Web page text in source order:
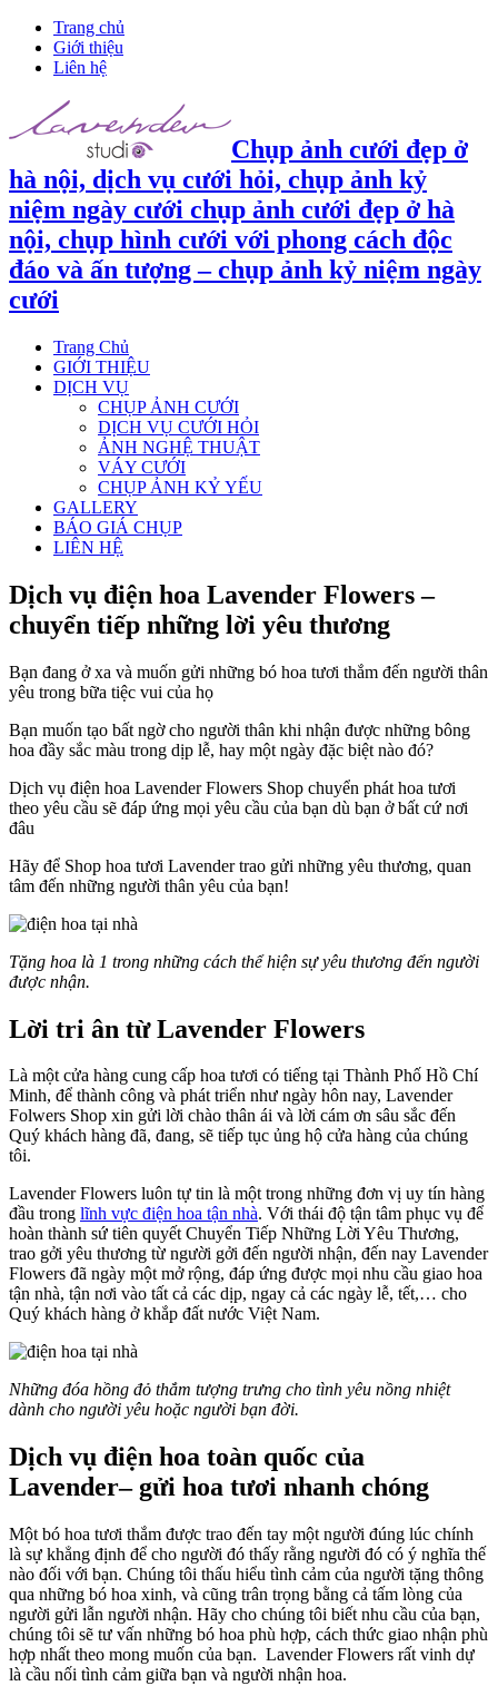
Trang chủ
Giới thiệu
Liên hệ
Chụp ảnh cưới đẹp ở
hà nội, dịch vụ cưới hỏi, chụp ảnh kỷ
niệm ngày cưới chụp ảnh cưới đẹp ở hà
nội, chụp hình cưới với phong cách độc
đáo và ấn tượng – chụp ảnh kỷ niệm ngày
cưới
Trang Chủ
GIỚI THIỆU
DỊCH VỤ
CHỤP ẢNH CƯỚI
DỊCH VỤ CƯỚI HỎI
ẢNH NGHỆ THUẬT
VÁY CƯỚI
CHỤP ẢNH KỶ YẾU
GALLERY
BÁO GIÁ CHỤP
LIÊN HỆ
Dịch vụ điện hoa Lavender Flowers –
chuyển tiếp những lời yêu thương
Bạn đang ở xa và muốn gửi những bó hoa tươi thắm đến người thân
yêu trong bữa tiệc vui của họ
Bạn muốn tạo bất ngờ cho người thân khi nhận được những bông
hoa đầy sắc màu trong dịp lễ, hay một ngày đặc biệt nào đó?
Dịch vụ điện hoa Lavender Flowers Shop chuyển phát hoa tươi
theo yêu cầu sẽ đáp ứng mọi yêu cầu của bạn dù bạn ở bất cứ nơi
đâu
Hãy để Shop hoa tươi Lavender trao gửi những yêu thương, quan
tâm đến những người thân yêu của bạn!
Tặng hoa là 1 trong những cách thể hiện sự yêu thương đến người
được nhận.
Lời tri ân từ Lavender Flowers
Là một cửa hàng cung cấp hoa tươi có tiếng tại Thành Phố Hồ Chí
Minh, để thành công và phát triển như ngày hôn nay, Lavender
Folwers Shop xin gửi lời chào thân ái và lời cám ơn sâu sắc đến
Quý khách hàng đã, đang, sẽ tiếp tục ủng hộ cửa hàng của chúng
tôi.
Lavender Flowers luôn tự tin là một trong những đơn vị uy tín hàng
đầu trong lĩnh vực điện hoa tận nhà. Với thái độ tận tâm phục vụ để
hoàn thành sứ tiên quyết Chuyển Tiếp Những Lời Yêu Thương,
trao gởi yêu thương từ người gởi đến người nhận, đến nay Lavender
Flowers đã ngày một mở rộng, đáp ứng được mọi nhu cầu giao hoa
tận nhà, tận nơi vào tất cả các dịp, ngay cả các ngày lễ, tết,… cho
Quý khách hàng ở khắp đất nước Việt Nam.
Những đóa hồng đỏ thắm tượng trưng cho tình yêu nồng nhiệt
dành cho người yêu hoặc người bạn đời.
Dịch vụ điện hoa toàn quốc của
Lavender– gửi hoa tươi nhanh chóng
Một bó hoa tươi thắm được trao đến tay một người đúng lúc chính
là sự khẳng định để cho người đó thấy rằng người đó có ý nghĩa thế
nào đối với bạn. Chúng tôi thấu hiểu tình cảm của người tặng thông
qua những bó hoa xinh, và cũng trân trọng bằng cả tấm lòng của
người gửi lẫn người nhận. Hãy cho chúng tôi biết nhu cầu của bạn,
chúng tôi sẽ tư vấn những bó hoa phù hợp, cách thức giao nhận phù
hợp nhất theo mong muốn của bạn. Lavender Flowers rất vinh dự
là cầu nối tình cảm giữa bạn và người nhận hoa.